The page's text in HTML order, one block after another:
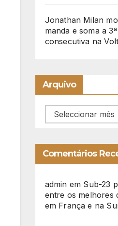
Jonathan Milan
manda e soma a
consecutiva na
Arquivo
Arquivo
Comentários
admin em Sub-23
entre os melhores
em França e na